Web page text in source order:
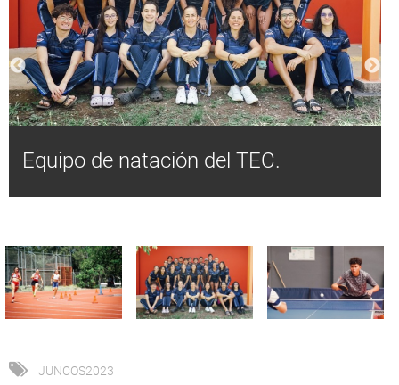
Equipo de natación del TEC.
JUNCOS2023